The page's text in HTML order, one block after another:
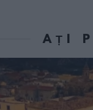
AȚI